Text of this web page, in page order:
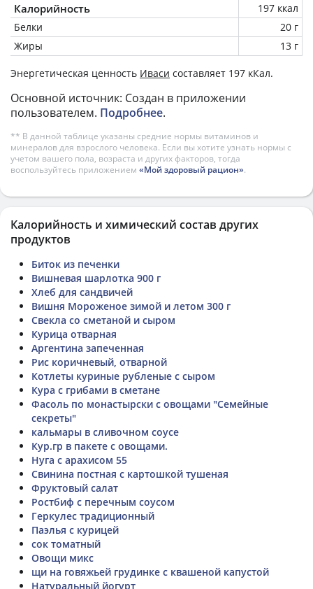
Калорийность
197 ккал
Белки
20 г
Жиры
13 г
Энергетическая ценность Иваси составляет 197 кКал.
Основной источник: Создан в приложении
пользователем. Подробнее.
** В данной таблице указаны средние нормы витаминов и
минералов для взрослого человека. Если вы хотите узнать нормы с
учетом вашего пола, возраста и других факторов, тогда
воспользуйтесь приложением «Мой здоровый рацион».
Калорийность и химический состав других
продуктов
Биток из печенки
Вишневая шарлотка 900 г
Хлеб для сандвичей
Вишня Мороженое зимой и летом 300 г
Свекла со сметаной и сыром
Курица отварная
Аргентина запеченная
Рис коричневый, отварной
Котлеты куриные рубленые с сыром
Кура с грибами в сметане
Фасоль по монастырски с овощами "Семейные
секреты"
кальмары в сливочном соусе
Кур.гр в пакете с овощами.
Нуга с арахисом 55
Свинина постная с картошкой тушеная
Фруктовый салат
Ростбиф с перечным соусом
Геркулес традиционный
Паэлья с курицей
сок томатный
Овощи микс
щи на говяжьей грудинке с квашеной капустой
Натуральный йогурт